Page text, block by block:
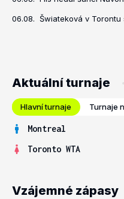
06.08. Šwiateková v Torontu
Aktuální turnaje
Hlavní turnaje Turnaje
Montreal
Toronto WTA
Vzájemné zápasy